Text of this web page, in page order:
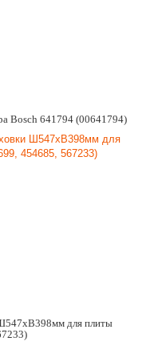
Bosch 641794 (00641794)
для плиты